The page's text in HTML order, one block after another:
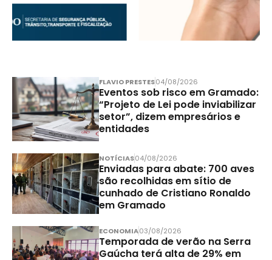
FLAVIO PRESTES04/08/2026
Eventos sob risco em Gramado:
“Projeto de Lei pode inviabilizar
setor”, dizem empresários e
entidades
NOTÍCIAS04/08/2026
Enviadas para abate: 700 aves
são recolhidas em sítio de
cunhado de Cristiano Ronaldo
em Gramado
ECONOMIA03/08/2026
Temporada de verão na Serra
Gaúcha terá alta de 29% em